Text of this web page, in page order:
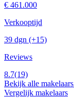
€ 461.000
Verkooptijd
39 dgn (+15)
Reviews
8.7(19)
Bekijk alle
Vergelijk makelaars